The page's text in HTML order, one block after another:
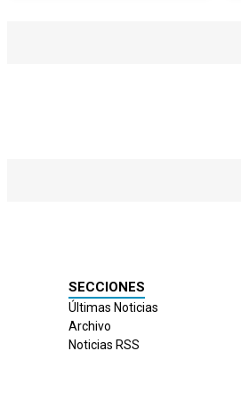
SECCIONES
Últimas Noticias
Archivo
Noticias RSS